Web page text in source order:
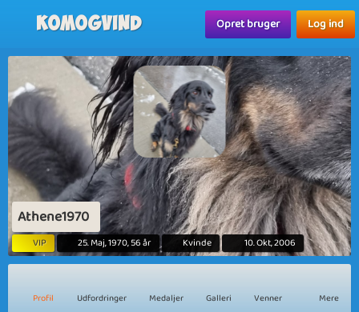
Komogvind Opret bruger Log ind
Athene1970
VIP 25. Maj, 1970, 56 år Kvinde 10. Okt, 2006
Profil Udfordringer Medaljer Galleri Venner Mere